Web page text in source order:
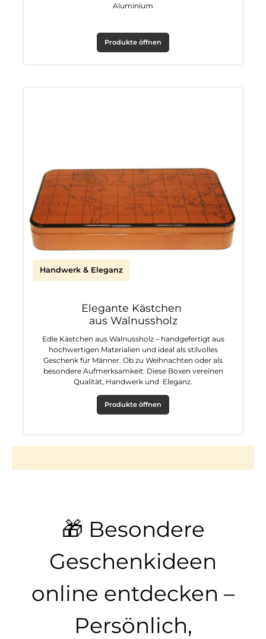
Aluminium
Produkte öffnen
Handwerk & Eleganz
Elegante Kästchen
aus Walnussholz
Edle Kästchen aus Walnussholz – handgefertigt aus
hochwertigen Materialien und ideal als stilvolles
Geschenk für Männer. Ob zu Weihnachten oder als
besondere Aufmerksamkeit: Diese Boxen vereinen
Qualität, Handwerk und Eleganz.
Produkte öffnen
🎁 Besondere
Geschenkideen
online entdecken –
Persönlich,